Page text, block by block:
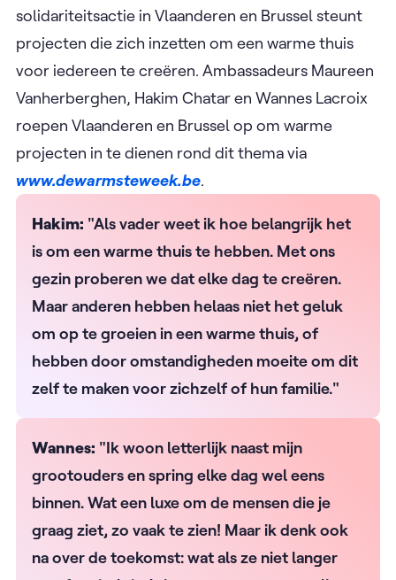
solidariteitsactie in Vlaanderen en Brussel steunt
projecten die zich inzetten om een warme thuis
voor iedereen te creëren. Ambassadeurs Maureen
Vanherberghen, Hakim Chatar en Wannes Lacroix
roepen Vlaanderen en Brussel op om warme
projecten in te dienen rond dit thema via
www.dewarmsteweek.be.
Hakim: "Als vader weet ik hoe belangrijk het
is om een warme thuis te hebben. Met ons
gezin proberen we dat elke dag te creëren.
Maar anderen hebben helaas niet het geluk
om op te groeien in een warme thuis, of
hebben door omstandigheden moeite om dit
zelf te maken voor zichzelf of hun familie."
Wannes: "Ik woon letterlijk naast mijn
grootouders en spring elke dag wel eens
binnen. Wat een luxe om de mensen die je
graag ziet, zo vaak te zien! Maar ik denk ook
na over de toekomst: wat als ze niet langer